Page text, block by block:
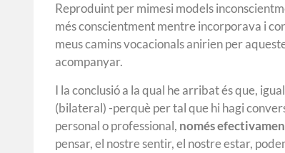
Reproduint per mimesi models
més conscientment mentre incorporava i
meus camins vocacionals anirien per
acompanyar.
I la conclusió a la qual he arribat és que,
(bilateral) -perquè per tal que hi hagi
personal o professional, només
pensar, el nostre sentir, el nostre estar,